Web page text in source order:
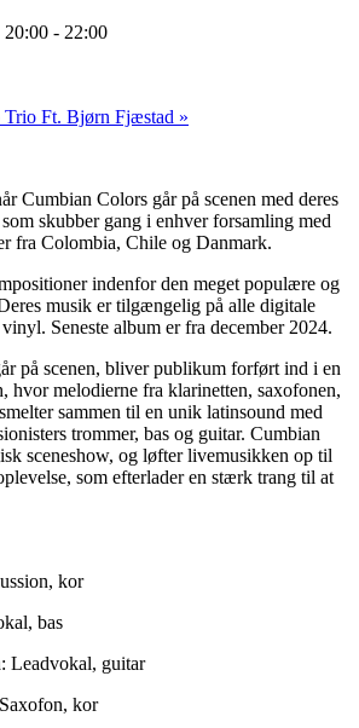
20:00 - 22:00
Trio Ft. Bjørn Fjæstad »
Cumbian Colors går på scenen med deres
skubber gang i enhver forsamling med
fra Colombia, Chile og Danmark.
indenfor den meget populære og
musik er tilgængelig på alle digitale
Seneste album er fra december 2024.
på scenen, bliver publikum forført ind i en
hvor melodierne fra klarinetten, saxofonen,
sammen til en unik latinsound med
trommer, bas og guitar. Cumbian
sceneshow, og løfter livemusikken op til
som efterlader en stærk trang til at
kor
bas
Leadvokal, guitar
kor